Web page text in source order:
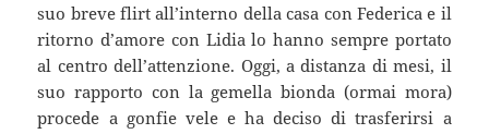
suo breve flirt all’interno della casa con Federica e il
ritorno d’amore con Lidia lo hanno sempre portato
al centro dell’attenzione. Oggi, a distanza di mesi, il
suo rapporto con la gemella bionda (ormai mora)
procede a gonfie vele e ha deciso di trasferirsi a